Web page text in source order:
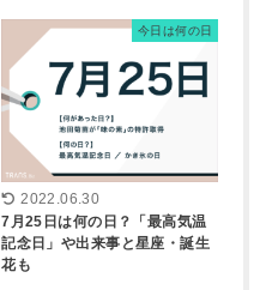
今日は何の日
2022.06.30
7月25日は何の日？「最高気温
記念日」や出来事と星座・誕生
花も